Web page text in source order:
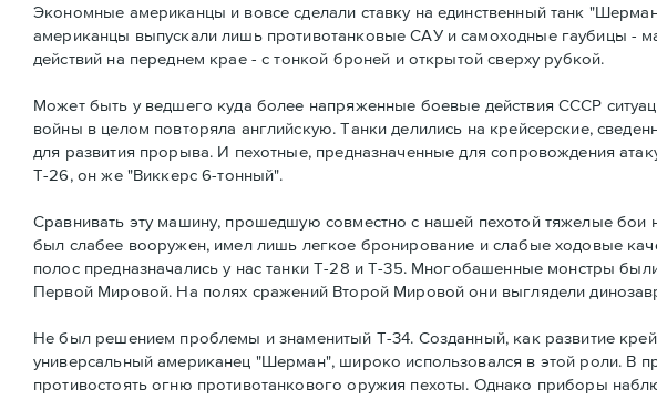
Экономные американцы и вовсе сделали ставку на единственный танк
американцы выпускали лишь противотанковые САУ и самоходные гаубицы
действий на переднем крае - с тонкой броней и открытой сверху рубкой.
Может быть у ведшего куда более напряженные боевые действия СССР
войны в целом повторяла английскую. Танки делились на крейсерские,
для развития прорыва. И пехотные, предназначенные для сопровождения
Т-26, он же "Виккерс 6-тонный".
Сравнивать эту машину, прошедшую совместно с нашей пехотой тяжелые
был слабее вооружен, имел лишь легкое бронирование и слабые ходовые
полос предназначались у нас танки Т-28 и Т-35. Многобашенные монстры
Первой Мировой. На полях сражений Второй Мировой они выглядели
Не был решением проблемы и знаменитый Т-34. Созданный, как развитие
универсальный американец "Шерман", широко использовался в этой роли. В
противостоять огню противотанкового оружия пехоты. Однако приборы